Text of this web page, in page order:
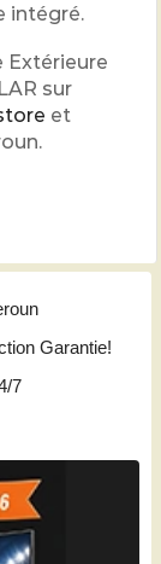
intégré.
Extérieure
sur
et
Garantie!
7